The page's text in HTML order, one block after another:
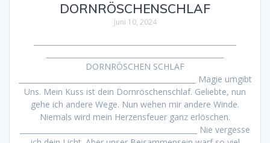
DORNRÖSCHENSCHLAF
Juni 10, 2024
DORNRÖSCHEN SCHLAF
_________________________________________________ Magie umgibt
Uns. Mein Kuss ist dein Dornröschenschlaf. Geliebte, nun
gehe ich andere Wege. Nun wehen mir andere Winde.
Niemals wird mein Herzensfeuer ganz erlöschen.
_________________________________________________ Nie vergesse